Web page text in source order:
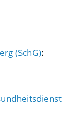
(SchG):